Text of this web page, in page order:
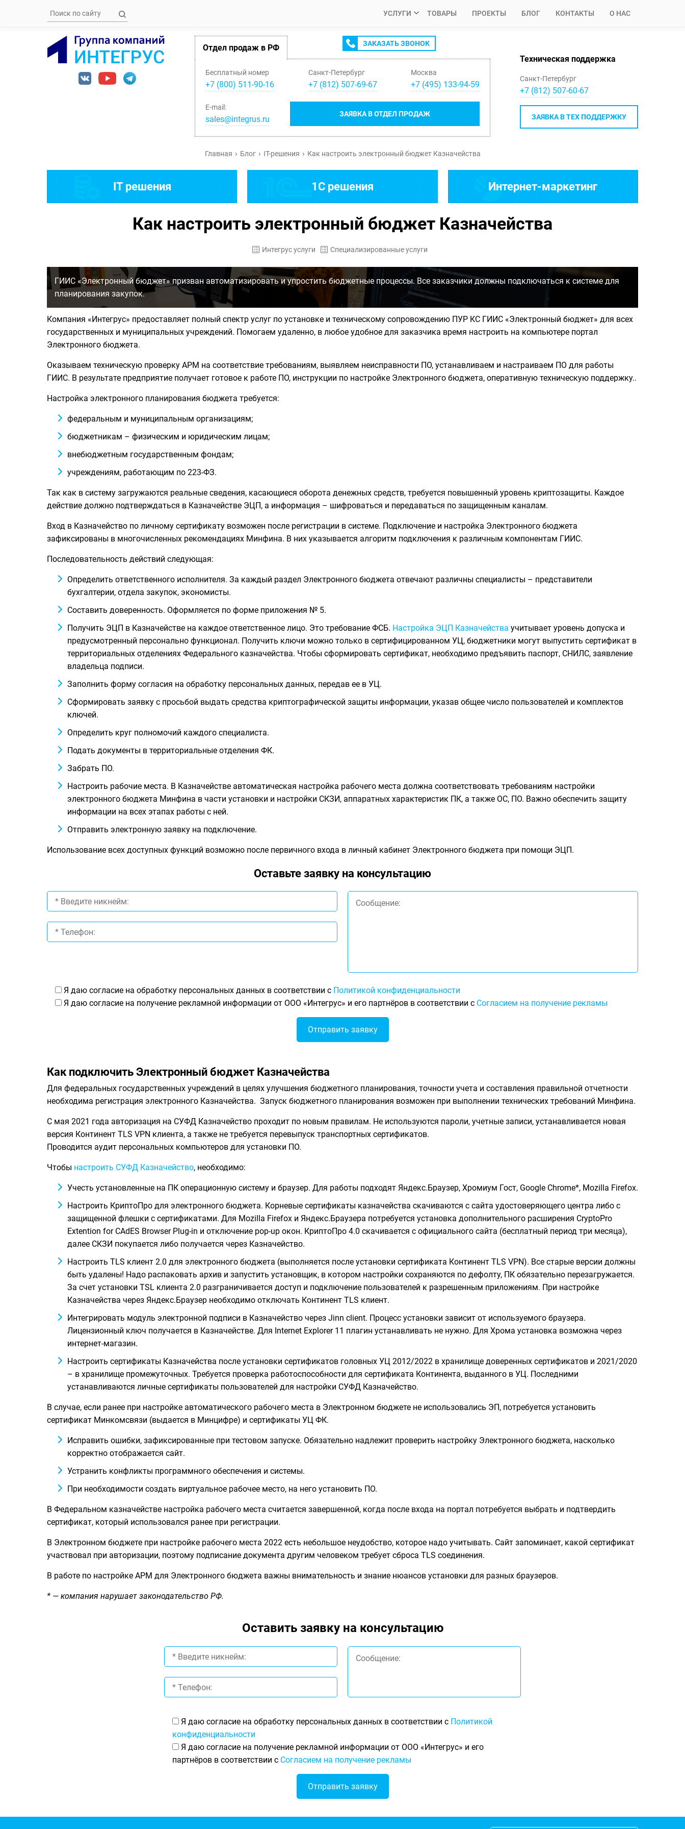
УСЛУГИ ТОВАРЫ ПРОЕКТЫ БЛОГ КОНТАКТЫ О НАС
Отдел продаж в РФ ЗАКАЗАТЬ ЗВОНОК
Бесплатный номер
+7 (800) 511-90-16
Санкт-Петербург
+7(812) 507-69-67
Москва
+7 (495) 133-94-59
ЗАЯВКА В ОТДЕЛ ПРОДАЖ
E-mail:
sales@integrus.ru
Техническая поддержка
Санкт-Петербург
+7 (812) 507-60-67
ЗАЯВКА В ТЕХ ПОДДЕРЖКУ
Главная Блог IT-решения Как настроить электронный бюджет Казначейства
IT решения 1C решения Интернет-маркетинг
Как настроить электронный бюджет Казначейства
Интегрус услуги Специализированные услуги
ГИИС «Электронный бюджет» призван автоматизировать и упростить бюджетные процессы. Все заказчики должны подключаться к системе для
планирования закупок.
Компания «Интегрус» предоставляет полный спектр услуг по установке и техническому сопровождению ПУР КС ГИИС «Электронный бюджет» для всех
государственных и муниципальных учреждений. Помогаем удаленно, в любое удобное для заказчика время настроить на компьютере портал
Электронного бюджета.
Оказываем техническую проверку АРМ на соответствие требованиям, выявляем неисправности ПО, устанавливаем и настраиваем ПО для работы
ГИИС. В результате предприятие получает готовое к работе ПО, инструкции по настройке Электронного бюджета, оперативную техническую поддержку..
Настройка электронного планирования бюджета требуется:
федеральным и муниципальным организациям;
бюджетникам – физическим и юридическим лицам;
внебюджетным государственным фондам;
учреждениям, работающим по 223-ФЗ.
Так как в систему загружаются реальные сведения, касающиеся оборота денежных средств, требуется повышенный уровень криптозащиты. Каждое
действие должно подтверждаться в Казначействе ЭЦП, а информация – шифроваться и передаваться по защищенным каналам.
Вход в Казначейство по личному сертификату возможен после регистрации в системе. Подключение и настройка Электронного бюджета
зафиксированы в многочисленных рекомендациях Минфина. В них указывается алгоритм подключения к различным компонентам ГИИС.
Последовательность действий следующая:
Определить ответственного исполнителя. За каждый раздел Электронного бюджета отвечают различны специалисты – представители
бухгалтерии, отдела закупок, экономисты.
Составить доверенность. Оформляется по форме приложения № 5.
Получить ЭЦП в Казначействе на каждое ответственное лицо. Это требование ФСБ. Настройка ЭЦП Казначейства учитывает уровень допуска и
предусмотренный персонально функционал. Получить ключи можно только в сертифицированном УЦ, бюджетники могут выпустить сертификат в
территориальных отделениях Федерального казначейства. Чтобы сформировать сертификат, необходимо предъявить паспорт, СНИЛС, заявление
владельца подписи.
Заполнить форму согласия на обработку персональных данных, передав ее в УЦ.
Сформировать заявку с просьбой выдать средства криптографической защиты информации, указав общее число пользователей и комплектов
ключей.
Определить круг полномочий каждого специалиста.
Подать документы в территориальные отделения ФК.
Забрать ПО.
Настроить рабочие места. В Казначействе автоматическая настройка рабочего места должна соответствовать требованиям настройки
электронного бюджета Минфина в части установки и настройки СКЗИ, аппаратных характеристик ПК, а также ОС, ПО. Важно обеспечить защиту
информации на всех этапах работы с ней.
Отправить электронную заявку на подключение.
Использование всех доступных функций возможно после первичного входа в личный кабинет Электронного бюджета при помощи ЭЦП.
Оставьте заявку на консультацию
Я даю согласие на обработку персональных данных в соответствии с Политикой конфиденциальности
Я даю согласие на получение рекламной информации от ООО «Интегрус» и его партнёров в соответствии с Согласием на получение рекламы
Как подключить Электронный бюджет Казначейства
Для федеральных государственных учреждений в целях улучшения бюджетного планирования, точности учета и составления правильной отчетности
необходима регистрация электронного Казначейства. Запуск бюджетного планирования возможен при выполнении технических требований Минфина.
С мая 2021 года авторизация на СУФД Казначейство проходит по новым правилам. Не используются пароли, учетные записи, устанавливается новая
версия Континент TLS VPN клиента, а также не требуется перевыпуск транспортных сертификатов.
Проводится аудит персональных компьютеров для установки ПО.
Чтобы настроить СУФД Казначейство, необходимо:
Учесть установленные на ПК операционную систему и браузер. Для работы подходят Яндекс.Браузер, Хромиум Гост, Google Chrome*, Mozilla Firefox.
Настроить КриптоПро для электронного бюджета. Корневые сертификаты казначейства скачиваются с сайта удостоверяющего центра либо с
защищенной флешки с сертификатами. Для Mozilla Firefox и Яндекс.Браузера потребуется установка дополнительного расширения CryptoPro
Extention for CAdES Browser Plug-in и отключение pop-up окон. КриптоПро 4.0 скачивается с официального сайта (бесплатный период три месяца),
далее СКЗИ покупается либо получается через Казначейство.
Настроить TLS клиент 2.0 для электронного бюджета (выполняется после установки сертификата Континент TLS VPN). Все старые версии должны
быть удалены! Надо распаковать архив и запустить установщик, в котором настройки сохраняются по дефолту, ПК обязательно перезагружается.
За счет установки TSL клиента 2.0 разграничивается доступ и подключение пользователей к разрешенным приложениям. При настройке
Казначейства через Яндекс.Браузер необходимо отключать Континент TLS клиент.
Интегрировать модуль электронной подписи в Казначейство через Jinn client. Процесс установки зависит от используемого браузера.
Лицензионный ключ получается в Казначействе. Для Internet Explorer 11 плагин устанавливать не нужно. Для Хрома установка возможна через
интернет-магазин.
Настроить сертификаты Казначейства после установки сертификатов головных УЦ 2012/2022 в хранилище доверенных сертификатов и 2021/2020
– в хранилище промежуточных. Требуется проверка работоспособности для сертификата Континента, выданного в УЦ. Последними
устанавливаются личные сертификаты пользователей для настройки СУФД Казначейство.
В случае, если ранее при настройке автоматического рабочего места в Электронном бюджете не использовались ЭП, потребуется установить
сертификат Минкомсвязи (выдается в Минцифре) и сертификаты УЦ ФК.
Исправить ошибки, зафиксированные при тестовом запуске. Обязательно надлежит проверить настройку Электронного бюджета, насколько
корректно отображается сайт.
Устранить конфликты программного обеспечения и системы.
При необходимости создать виртуальное рабочее место, на него установить ПО.
В Федеральном казначействе настройка рабочего места считается завершенной, когда после входа на портал потребуется выбрать и подтвердить
сертификат, который использовался ранее при регистрации.
В Электронном бюджете при настройке рабочего места 2022 есть небольшое неудобство, которое надо учитывать. Сайт запоминает, какой сертификат
участвовал при авторизации, поэтому подписание документа другим человеком требует сброса TLS соединения.
В работе по настройке АРМ для Электронного бюджета важны внимательность и знание нюансов установки для разных браузеров.
* — компания нарушает законодательство РФ.
Оставить заявку на консультацию
Я даю согласие на обработку персональных данных в соответствии с Политикой
конфиденциальности
Я даю согласие на получение рекламной информации от ООО «Интегрус» и его
партнёров в соответствии с Согласием на получение рекламы